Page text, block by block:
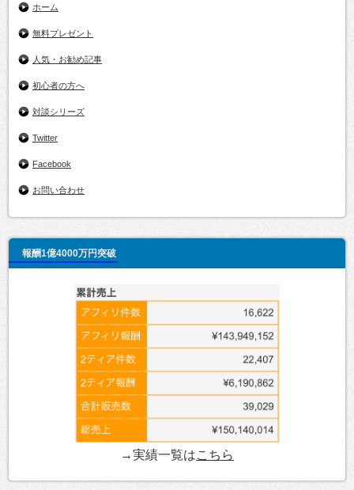
ホーム
無料プレゼント
人気・お勧め記事
初心者の方へ
対談シリーズ
Twitter
Facebook
お問い合わせ
報酬1億4000万円突破
→実績一覧はこちら